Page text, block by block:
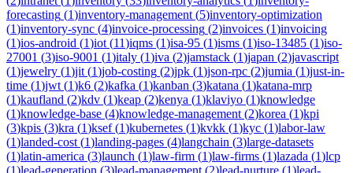
forecasting (1)inventory-management (5)inventory-optimization
(1)inventory-sync (4)invoice-processing (2)invoices (1)invoicing
(1)ios-android (1)iot (11)iqms (1)isa-95 (1)isms (1)iso-13485 (1)iso-
27001 (3)iso-9001 (1)italy (1)iva (2)jamstack (1)japan (2)javascript
(1)jewelry (1)jit (1)job-costing (2)jpk (1)json-rpc (2)jumia (1)just-in-
time (1)jwt (1)k6 (2)kafka (1)kanban (3)katana (1)katana-mrp
(1)kaufland (2)kdv (1)keap (2)kenya (1)klaviyo (1)knowledge
(1)knowledge-base (4)knowledge-management (2)korea (1)kpi
(3)kpis (3)kra (1)ksef(1)kubernetes (1)kvkk (1)kyc (1)labor-law
(1)landed-cost (1)landing-pages (4)langchain (3)large-datasets
(1)latin-america (3)launch (1)law-firm (1)law-firms (1)lazada (1)lcp
(1)lead-generation (3)lead-management (2)lead-nurture (1)lead-